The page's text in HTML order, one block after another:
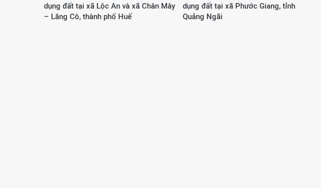
dụng đất tại xã Lộc An và xã Chân Mây
– Lăng Cô, thành phố Huế
dụng đất tại xã Phước Giang, tỉnh
Quảng Ngãi